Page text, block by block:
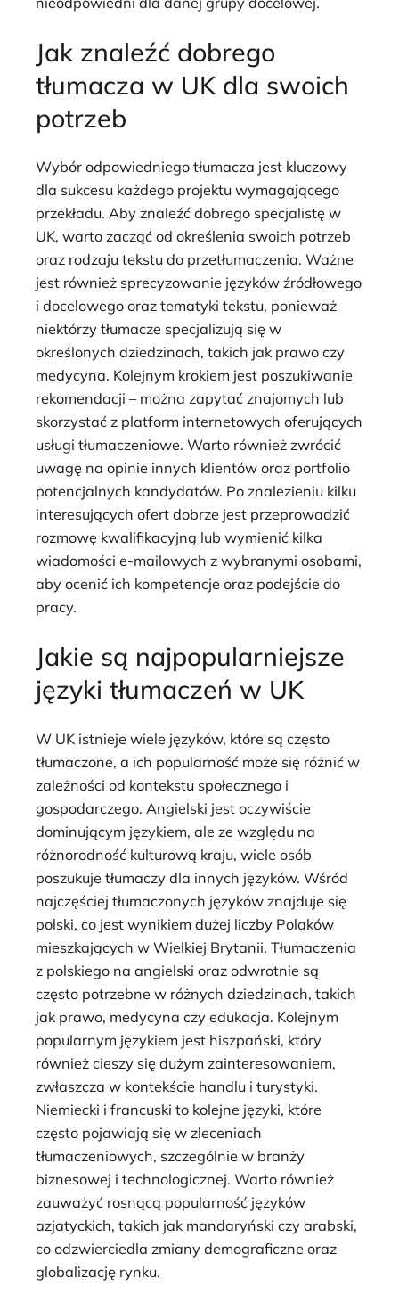
Jak znaleźć dobrego
tłumacza w UK dla swoich
potrzeb
Wybór odpowiedniego tłumacza jest kluczowy
dla sukcesu każdego projektu wymagającego
przekładu. Aby znaleźć dobrego specjalistę w
UK, warto zacząć od określenia swoich potrzeb
oraz rodzaju tekstu do przetłumaczenia. Ważne
jest również sprecyzowanie języków źródłowego
i docelowego oraz tematyki tekstu, ponieważ
niektórzy tłumacze specjalizują się w
określonych dziedzinach, takich jak prawo czy
medycyna. Kolejnym krokiem jest poszukiwanie
rekomendacji – można zapytać znajomych lub
skorzystać z platform internetowych oferujących
usługi tłumaczeniowe. Warto również zwrócić
uwagę na opinie innych klientów oraz portfolio
potencjalnych kandydatów. Po znalezieniu kilku
interesujących ofert dobrze jest przeprowadzić
rozmowę kwalifikacyjną lub wymienić kilka
wiadomości e-mailowych z wybranymi osobami,
aby ocenić ich kompetencje oraz podejście do
pracy.
Jakie są najpopularniejsze
języki tłumaczeń w UK
W UK istnieje wiele języków, które są często
tłumaczone, a ich popularność może się różnić w
zależności od kontekstu społecznego i
gospodarczego. Angielski jest oczywiście
dominującym językiem, ale ze względu na
różnorodność kulturową kraju, wiele osób
poszukuje tłumaczy dla innych języków. Wśród
najczęściej tłumaczonych języków znajduje się
polski, co jest wynikiem dużej liczby Polaków
mieszkających w Wielkiej Brytanii. Tłumaczenia
z polskiego na angielski oraz odwrotnie są
często potrzebne w różnych dziedzinach, takich
jak prawo, medycyna czy edukacja. Kolejnym
popularnym językiem jest hiszpański, który
również cieszy się dużym zainteresowaniem,
zwłaszcza w kontekście handlu i turystyki.
Niemiecki i francuski to kolejne języki, które
często pojawiają się w zleceniach
tłumaczeniowych, szczególnie w branży
biznesowej i technologicznej. Warto również
zauważyć rosnącą popularność języków
azjatyckich, takich jak mandaryński czy arabski,
co odzwierciedla zmiany demograficzne oraz
globalizację rynku.